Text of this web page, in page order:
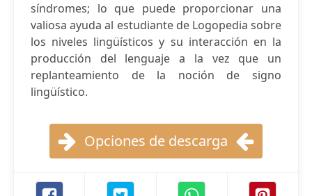
síndromes; lo que puede proporcionar una
valiosa ayuda al estudiante de Logopedia sobre
los niveles lingüísticos y su interacción en la
producción del lenguaje a la vez que un
replanteamiento de la noción de signo
lingüístico.
Opciones de descarga